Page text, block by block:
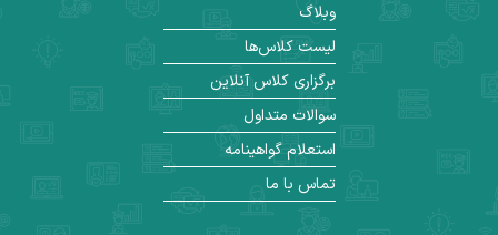
وبلاگ
لیست کلاس‌ها
برگزاری کلاس آنلاین
سوالات متداول
استعلام گواهینامه
تماس با ما